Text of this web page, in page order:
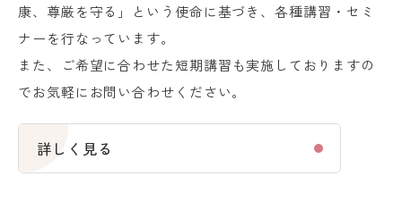
康、尊厳を守る」という使命に基づき、各種講習・セミ
ナーを行なっています。
また、ご希望に合わせた短期講習も実施しておりますの
でお気軽にお問い合わせください。
詳しく見る